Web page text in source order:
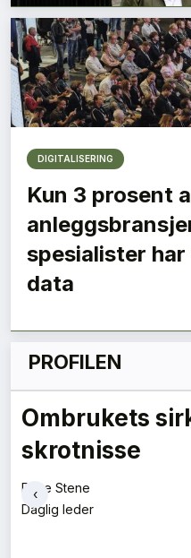
LES NYESTE
DIGITALISERING
Kun 3 prosent
spesialister
data
PROFILEN
Vi må være
Magnus Gåseby
‹